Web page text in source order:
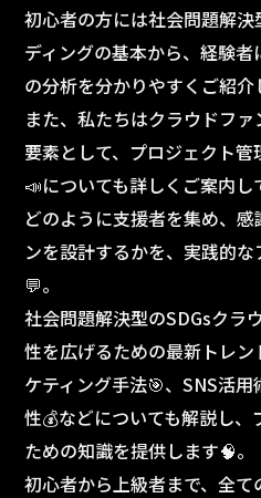
初心者の方には社会問題解
ディングの基本から、経験
の分析を分かりやすくご紹介
また、私たちはクラウドフ
要素として、プロジェクト
📣についても詳しくご案内し
どのように支援者を集め、
ンを設計するかを、実践的
💬。
社会問題解決型のSDGsクラ
性を広げるための最新トレ
ケティング手法🎯、SNS活
性💰などについても解説し、
ための知識を提供します🧠。
初心者から上級者まで、全